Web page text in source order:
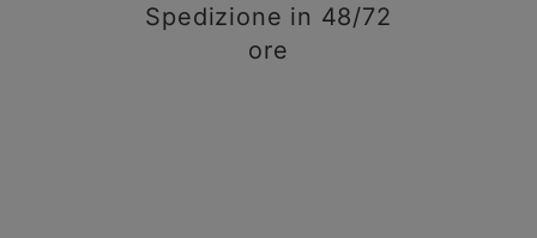
Spedizione in 48/72
ore